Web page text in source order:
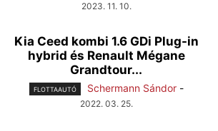
2023. 11. 10.
Kia Ceed kombi 1.6 GDi Plug-in
hybrid és Renault Mégane
Grandtour...
FLOTTAAUTÓ Schermann Sándor -
2022. 03. 25.